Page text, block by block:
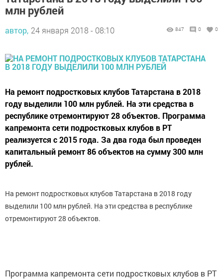
млн рублей
автор, 24 января 2018 - 08:10 847 0 0
На ремонт подростковых клубов Татарстана в 2018
году выделили 100 млн рублей. На эти средства в
республике отремонтируют 28 объектов. Программа
капремонта сети подростковых клубов в РТ
реализуется с 2015 года. За два года был проведен
капитальный ремонт 86 объектов на сумму 300 млн
рублей.
На ремонт подростковых клубов Татарстана в 2018 году
выделили 100 млн рублей. На эти средства в республике
отремонтируют 28 объектов.
Программа капремонта сети подростковых клубов в РТ